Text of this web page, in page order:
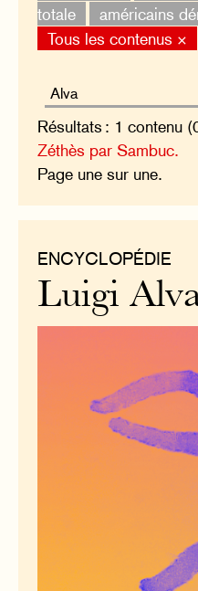
totale
américains
Tous les contenus ×
Résultats : 1 contenu
Zéthès par Sambuc.
Page une sur une.
ENCYCLOPÉDIE
Luigi